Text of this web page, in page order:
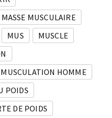
MASSE MUSCULAIRE
MUS
MUSCLE
MUSCULATION HOMME
POIDS
DE POIDS